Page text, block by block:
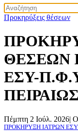
Προκηρύξεις θέσεων
ΘΕΣΕΩΝ
ΕΣΥ-
Πέμπτη 2 Ιούλ. 2026|
ΠΡΟΚΗΡΥΞΗ ΙΑΤΡΩΝ ΕΣΥ